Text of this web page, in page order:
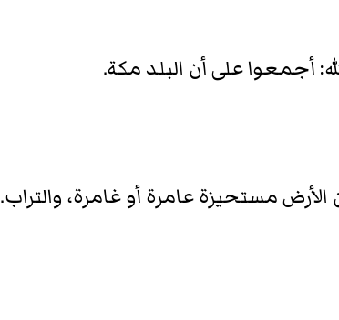
الأرض مستحيزة عامرة أو غامرة، والتراب.